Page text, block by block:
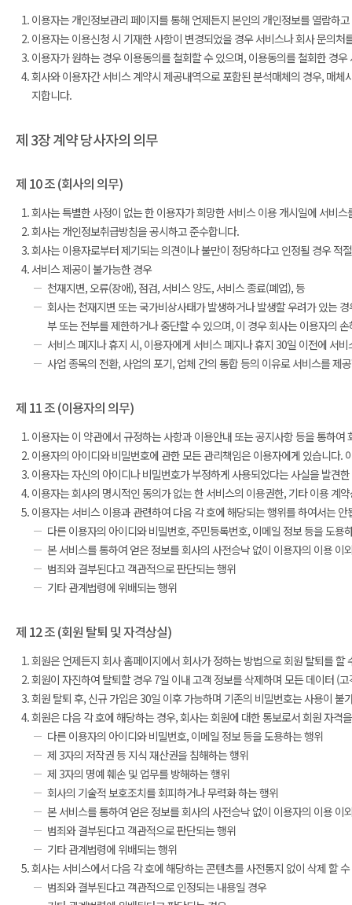
이용자는 개인정보관리 페이지를 통해 언제든지 본인의 개인정보를 열람하
이용자는 이용신청 시 기재한 사항이 변경되었을 경우 서비스나 회사 문의
이용자가 원하는 경우 이용동의를 철회할 수 있으며, 이용동의를 철회한 경
회사와 이용자간 서비스 계약시 제공내역으로 포함된 분석매체의 경우, 매
지합니다.
제 3장 계약 당사자의 의무
제 10 조 (회사의 의무)
회사는 특별한 사정이 없는 한 이용자가 희망한 서비스 이용 개시일에 서비
회사는 개인정보취급방침을 공시하고 준수합니다.
회사는 이용자로부터 제기되는 의견이나 불만이 정당하다고 인정될 경우
서비스 제공이 불가능한 경우
천재지변, 오류(장애), 점검, 서비스 양도, 서비스 종료(폐업), 등
회사는 천재지변 또는 국가비상사태가 발생하거나 발생할 우려가 있는
부 또는 전부를 제한하거나 중단할 수 있으며, 이 경우 회사는 이용자의
서비스 폐지나 휴지 시, 이용자에게 서비스 폐지나 휴지 30일 이전에 서
사업 종목의 전환, 사업의 포기, 업체 간의 통합 등의 이유로 서비스를
제 11 조 (이용자의 의무)
이용자는 이 약관에서 규정하는 사항과 이용안내 또는 공지사항 등을 통하
이용자의 아이디와 비밀번호에 관한 모든 관리책임은 이용자에게 있습니다
이용자는 자신의 아이디나 비밀번호가 부정하게 사용되었다는 사실을 발견
이용자는 회사의 명시적인 동의가 없는 한 서비스의 이용권한, 기타 이용 계
이용자는 서비스 이용과 관련하여 다음 각 호에 해당되는 행위를 하여서는 안
다른 이용자의 아이디와 비밀번호, 주민등록번호, 이메일 정보 등을 도용
본 서비스를 통하여 얻은 정보를 회사의 사전승낙 없이 이용자의 이용
범죄와 결부된다고 객관적으로 판단되는 행위
기타 관계법령에 위배되는 행위
제 12 조 (회원 탈퇴 및 자격상실)
회원은 언제든지 회사 홈페이지에서 회사가 정하는 방법으로 회원 탈퇴를 할
회원이 자진하여 탈퇴할 경우 7일 이내 고객 정보를 삭제하며 모든 데이터 (
회원 탈퇴 후, 신규 가입은 30일 이후 가능하며 기존의 비밀번호는 사용이 불
회원은 다음 각 호에 해당하는 경우, 회사는 회원에 대한 통보로서 회원 자격
다른 이용자의 아이디와 비밀번호, 이메일 정보 등을 도용하는 행위
제 3자의 저작권 등 지식 재산권을 침해하는 행위
제 3자의 명예 훼손 및 업무를 방해하는 행위
회사의 기술적 보호조치를 회피하거나 무력화 하는 행위
본 서비스를 통하여 얻은 정보를 회사의 사전승낙 없이 이용자의 이용
범죄와 결부된다고 객관적으로 판단되는 행위
기타 관계법령에 위배되는 행위
회사는 서비스에서 다음 각 호에 해당하는 콘텐츠를 사전통지 없이 삭제 할
범죄와 결부된다고 객관적으로 인정되는 내용일 경우